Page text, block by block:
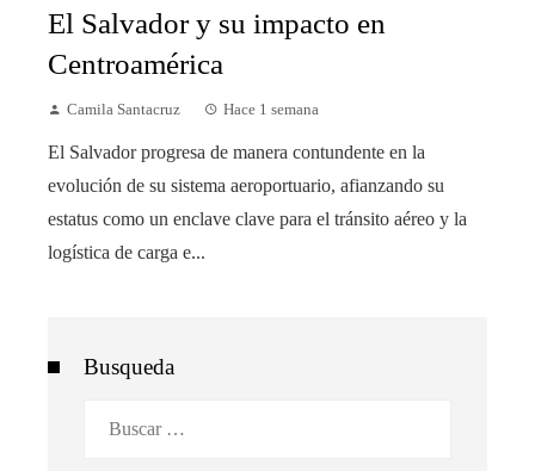
El Salvador y su impacto en
Centroamérica
Camila Santacruz Hace 1 semana
El Salvador progresa de manera contundente en la
evolución de su sistema aeroportuario, afianzando su
estatus como un enclave clave para el tránsito aéreo y la
logística de carga e...
Busqueda